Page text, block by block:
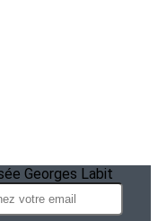
Georges Labit